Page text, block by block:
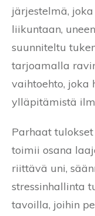
järjestelmä,
liikuntaan,
suunniteltu
tarjoamalla
vaihtoehto, joka
ylläpitämistä
Parhaat
toimii osana
riittävä uni,
stressinhallinta
tavoilla, joihin